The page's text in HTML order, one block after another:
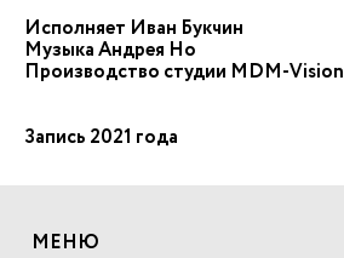
Исполняет Иван Букчин
Музыка Андрея Но
Производство студии MDM-Vision
Запись 2021 года
МЕНЮ